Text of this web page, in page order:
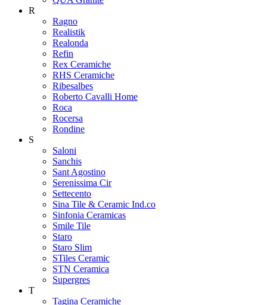
R
Ragno
Realistik
Realonda
Refin
Rex Ceramiche
RHS Ceramiche
Ribesalbes
Roberto Cavalli Home
Roca
Rocersa
Rondine
S
Saloni
Sanchis
Sant Agostino
Serenissima Cir
Settecento
Sina Tile & Ceramic Ind.co
Sinfonia Ceramicas
Smile Tile
Staro
Staro Slim
STiles Ceramic
STN Ceramica
Supergres
T
Tagina Ceramiche